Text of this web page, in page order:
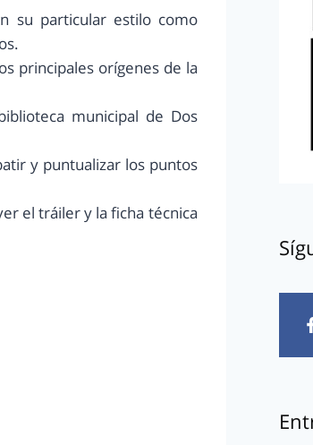
su particular estilo como
principales orígenes de la
municipal de Dos
y puntualizar los puntos
el tráiler y la ficha técnica